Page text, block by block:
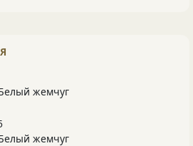
жемчуг
жемчуг